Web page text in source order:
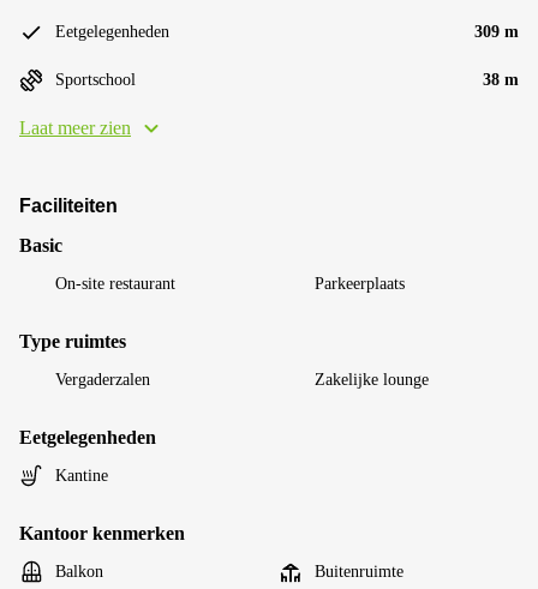
Eetgelegenheden 309 m
Sportschool 38 m
Laat meer zien
Faciliteiten
Basic
On-site restaurant Parkeerplaats
Type ruimtes
Vergaderzalen Zakelijke lounge
Eetgelegenheden
Kantine
Kantoor kenmerken
Balkon Buitenruimte